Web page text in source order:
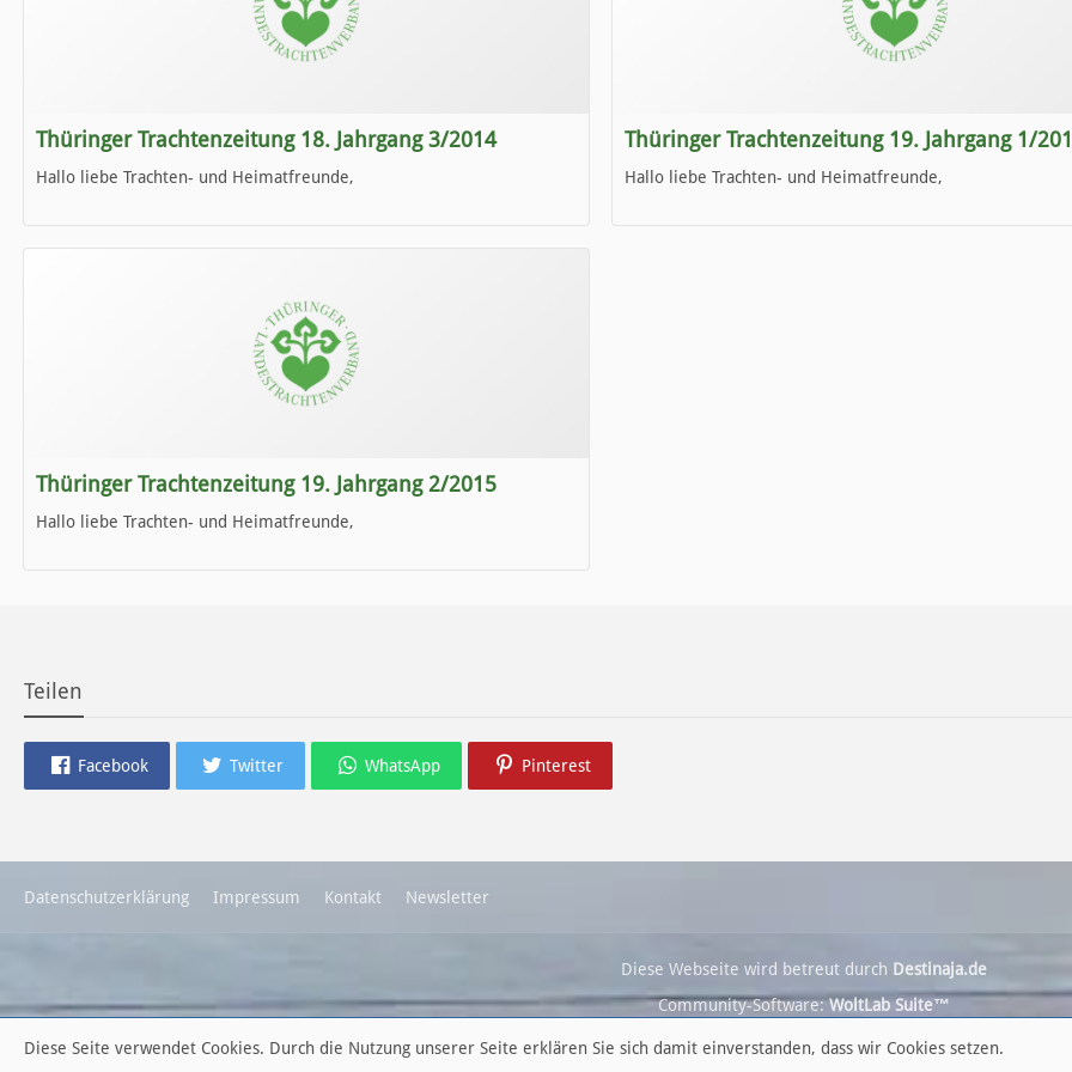
Thüringer Trachtenzeitung 18. Jahrgang 3/2014
Hallo liebe Trachten- und Heimatfreunde,
Wir wünschen Euch viel Spaß beim Lesen.
Thüringer Trachtenzeitung 19. Jahrgang 1/
Hallo liebe Trachten- und Heimatfreunde,
Thüringer Trachtenzeitung 19. Jahrgang 2/2015
Hallo liebe Trachten- und Heimatfreunde,
Teilen
Facebook Twitter WhatsApp Pinterest
Datenschutzerklärung Impressum Kontakt Newsletter
Diese Webseite wird betreut durch Destinaja.de
Community-Software:WoltLab Suite™
Diese Seite verwendet Cookies. Durch die Nutzung unserer Seite erklären Sie sich damit einverstanden, dass wir Cookies setzen.